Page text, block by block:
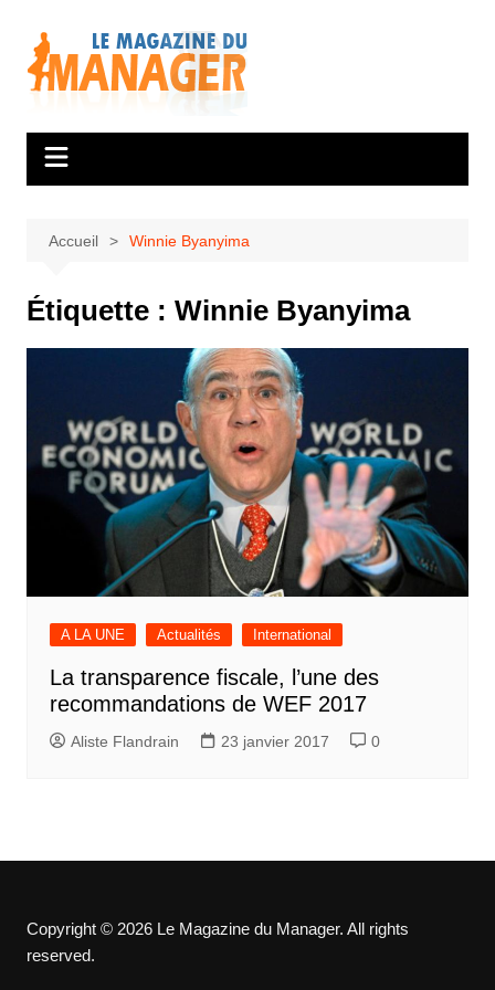
contenu
Accueil Winnie Byanyima
Étiquette : Winnie Byanyima
A LA UNE Actualités International
La transparence fiscale, l’une des
recommandations de WEF 2017
Aliste Flandrain 23 janvier 2017 0
Copyright © 2026 Le Magazine du Manager. All rights
reserved.